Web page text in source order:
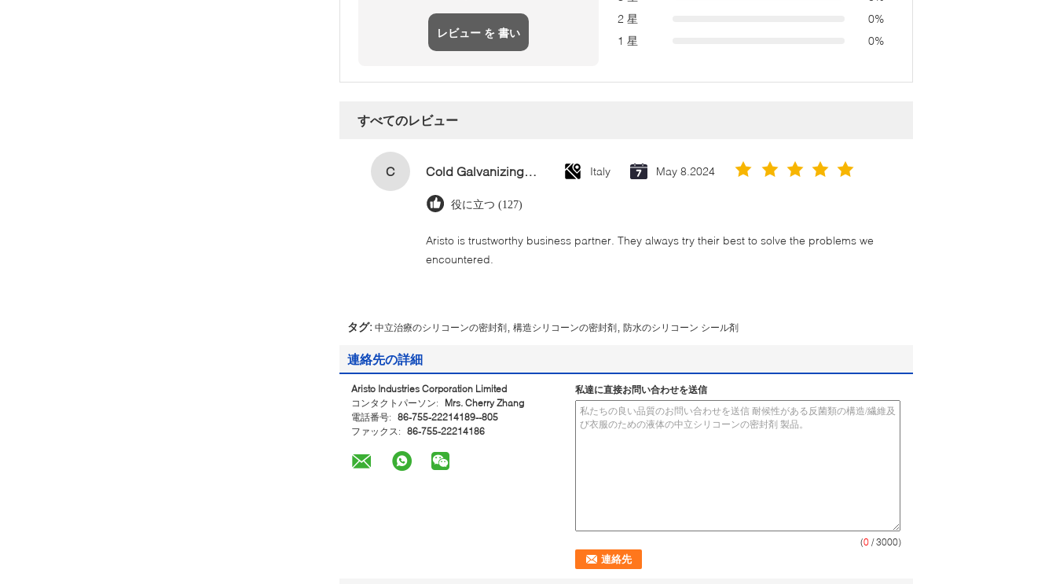
レビュー を 書い
2 星
0%
1 星
0%
すべてのレビュー
C Cold Galvanizing Zinc Spray Paint 400ml Italy May 8.2024
役に立つ (127)
Aristo is trustworthy business partner. They always try their best to solve the problems we
encountered.
タグ: 中立治療のシリコーンの密封剤 構造シリコーンの密封剤 防水のシリコーン シール剤
連絡先の詳細
Aristo Industries Corporation Limited
コンタクトパーソン:
Mrs. Cherry Zhang
電話番号: 86-755-22214189--805
ファックス: 86-755-22214186
私達に直接お問い合わせを送信
(0 / 3000)